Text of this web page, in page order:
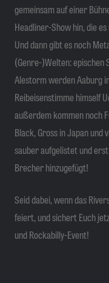
gemeinsam auf einer
Headliner-Show hin, die
Und dann gibt es noch
(Genre-)Welten: epischen
Alestorm werden Aaburg
Reibeisenstimme himself
außerdem kommen noch
Black, Gross in Japan
sauber aufgelistet und
Brecher hinzugefügt!
Seid dabei, wenn das
feiert, und sichert Euch
und Rockabilly-Event!